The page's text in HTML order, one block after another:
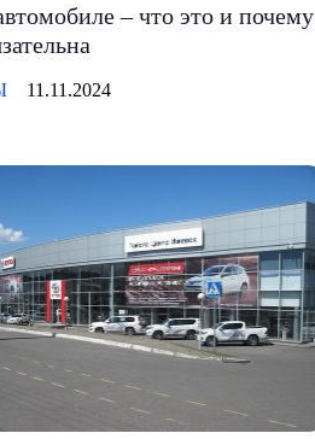
– что это и почему
11.11.2024